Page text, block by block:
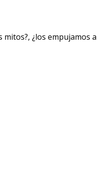
¿los empujamos